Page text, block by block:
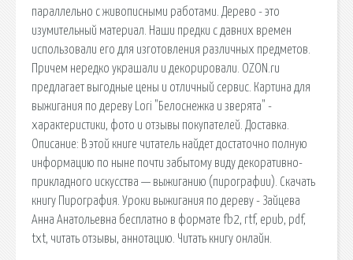
параллельно с живописными работами. Дерево - это
изумительный материал. Наши предки с давних времен
использовали его для изготовления различных предметов.
Причем нередко украшали и декорировали. OZON.ru
предлагает выгодные цены и отличный сервис. Картина для
выжигания по дереву Lori "Белоснежка и зверята" -
характеристики, фото и отзывы покупателей. Доставка.
Описание: В этой книге читатель найдет достаточно полную
информацию по ныне почти забытому виду декоративно-
прикладного искусства — выжиганию (пирографии). Скачать
книгу Пирография. Уроки выжигания по дереву - Зайцева
Анна Анатольевна бесплатно в формате fb2, rtf, epub, pdf,
txt, читать отзывы, аннотацию. Читать книгу онлайн.